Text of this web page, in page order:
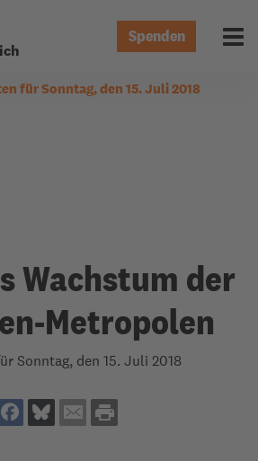
Spenden
für Sonntag, den 15. Juli 2018
Wachstum der
Metropolen
Sonntag, den 15. Juli 2018